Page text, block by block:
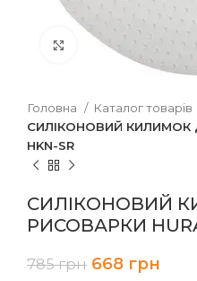
Клацніть, щоб
Головна Каталог товарів
СИЛІКОНОВИЙ КИЛИМОК
HKN-SR
СИЛІКОНОВИЙ
РИСОВАРКИ
785грн 668 грн